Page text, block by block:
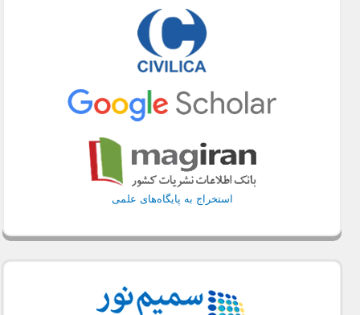
استخراج به پایگاه‌های علمی